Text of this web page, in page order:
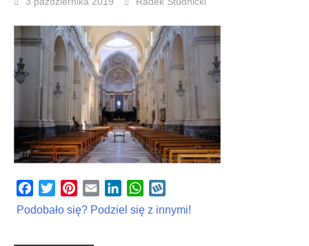
Facebook
TwitterPinterest
Email LinkedInWhatsApp
Podobało się? Podziel się z innymi!